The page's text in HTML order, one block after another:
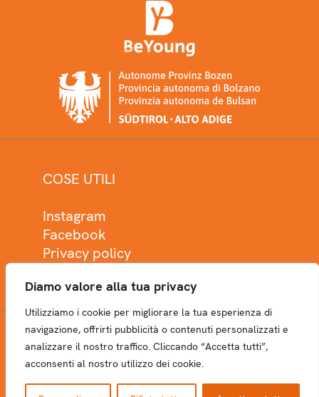
Diamo valore alla tua privacy
Utilizziamo i cookie per migliorare la tua esperienza di
navigazione, offrirti pubblicità o contenuti personalizzati e
analizzare il nostro traffico. Cliccando “Accetta tutti”,
acconsenti al nostro utilizzo dei cookie.
COSE UTILI
Instagram
Facebook
Privacy policy
NEWSLETTER